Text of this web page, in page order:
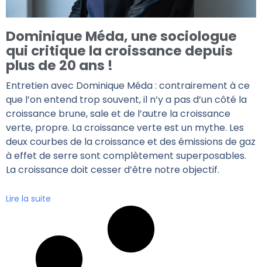
Dominique Méda, une sociologue
qui critique la croissance depuis
plus de 20 ans !
Entretien avec Dominique Méda : contrairement à ce
que l’on entend trop souvent, il n’y a pas d’un côté la
croissance brune, sale et de l’autre la croissance
verte, propre. La croissance verte est un mythe. Les
deux courbes de la croissance et des émissions de gaz
à effet de serre sont complètement superposables.
La croissance doit cesser d’être notre objectif.
Lire la suite